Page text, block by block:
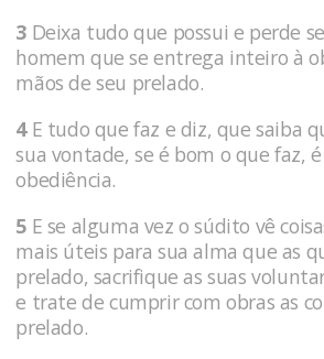
3 Deixa tudo que possui e perde
homem que se entrega inteiro à
mãos de seu prelado.
4E tudo que faz e diz, que saiba
sua vontade, se é bom o que faz,
obediência.
5 E se alguma vez o súdito vê
mais úteis para sua alma que as
pre­lado, sacrifique as suas
e trate de cumprir com o­bras as
prelado.